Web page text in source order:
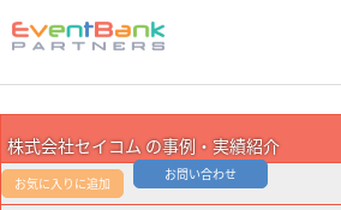
株式会社セイコム の事例・実績紹介
お気に入りに追加
お問い合わせ